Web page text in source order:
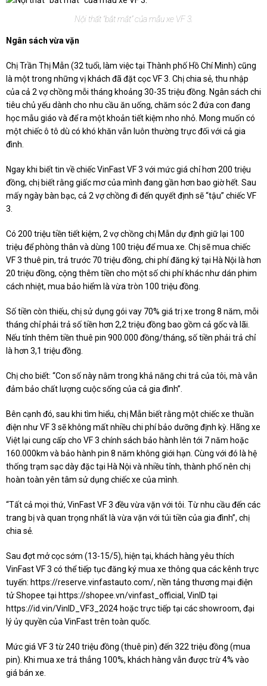
Nội thất “bắt mắt” của mẫu xe VF 3.
Ngân sách vừa vặn
Chị Trần Thị Mẫn (32 tuổi, làm việc tại Thành phố Hồ Chí Minh) cũng
là một trong những vị khách đã đặt cọc VF 3. Chị chia sẻ, thu nhập
của cả 2 vợ chồng mỗi tháng khoảng 30-35 triệu đồng. Ngân sách chi
tiêu chủ yếu dành cho nhu cầu ăn uống, chăm sóc 2 đứa con đang
học mẫu giáo và để ra một khoản tiết kiệm nho nhỏ. Mong muốn có
một chiếc ô tô dù có khó khăn vẫn luôn thường trực đối với cả gia
đình.
Ngay khi biết tin về chiếc VinFast VF 3 với mức giá chỉ hơn 200 triệu
đồng, chị biết rằng giấc mơ của mình đang gần hơn bao giờ hết. Sau
mấy ngày bàn bạc, cả 2 vợ chồng đi đến quyết định sẽ “tậu” chiếc VF
3.
Có 200 triệu tiền tiết kiệm, 2 vợ chồng chị Mẫn dự định giữ lại 100
triệu để phòng thân và dùng 100 triệu để mua xe. Chị sẽ mua chiếc
VF 3 thuê pin, trả trước 70 triệu đồng, chi phí đăng ký tại Hà Nội là hơn
20 triệu đồng, cộng thêm tiền cho một số chi phí khác như dán phim
cách nhiệt, mua bảo hiểm là vừa tròn 100 triệu đồng.
Số tiền còn thiếu, chị sử dụng gói vay 70% giá trị xe trong 8 năm, mỗi
tháng chỉ phải trả số tiền hơn 2,2 triệu đồng bao gồm cả gốc và lãi.
Nếu tính thêm tiền thuê pin 900.000 đồng/tháng, số tiền phải trả chỉ
là hơn 3,1 triệu đồng.
Chị cho biết: “Con số này nằm trong khả năng chi trả của tôi, mà vẫn
đảm bảo chất lượng cuộc sống của cả gia đình”.
Bên cạnh đó, sau khi tìm hiểu, chị Mẫn biết rằng một chiếc xe thuần
điện như VF 3 sẽ không mất nhiều chi phí bảo dưỡng định kỳ. Hãng xe
Việt lại cung cấp cho VF 3 chính sách bảo hành lên tới 7 năm hoặc
160.000km và bảo hành pin 8 năm không giới hạn. Cùng với đó là hệ
thống trạm sạc dày đặc tại Hà Nội và nhiều tỉnh, thành phố nên chị
hoàn toàn yên tâm sử dụng chiếc xe của mình.
“Tất cả mọi thứ, VinFast VF 3 đều vừa vặn với tôi. Từ nhu cầu đến các
trang bị và quan trọng nhất là vừa vặn với túi tiền của gia đình”, chị
chia sẻ.
Sau đợt mở cọc sớm (13-15/5), hiện tại, khách hàng yêu thích
VinFast VF 3 có thể tiếp tục đăng ký mua xe thông qua các kênh trực
tuyến: https://reserve.vinfastauto.com/, nền tảng thương mại điện
tử Shopee tại https://shopee.vn/vinfast_official, VinID tại
https://id.vin/VinID_VF3_2024 hoặc trực tiếp tại các showroom, đại
lý ủy quyền của VinFast trên toàn quốc.
Mức giá VF 3 từ 240 triệu đồng (thuê pin) đến 322 triệu đồng (mua
pin). Khi mua xe trả thẳng 100%, khách hàng vẫn được trừ 4% vào
giá bán xe.